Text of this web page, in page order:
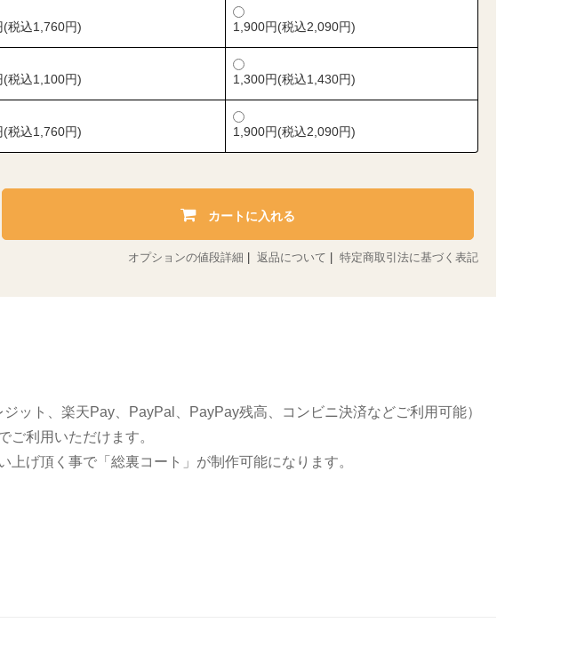
(税込1,760円) 1,900円(税込2,090円)
(税込1,100円) 1,300円(税込1,430円)
(税込1,760円) 1,900円(税込2,090円)
カートに入れる
オプションの値段詳細 返品について 特定商取引法に基づく表記
ジット、楽天Pay、PayPal、PayPay残高、コンビニ決済などご利用可能）
ご利用いただけます。
上げ頂く事で「総裏コート」が制作可能になります。